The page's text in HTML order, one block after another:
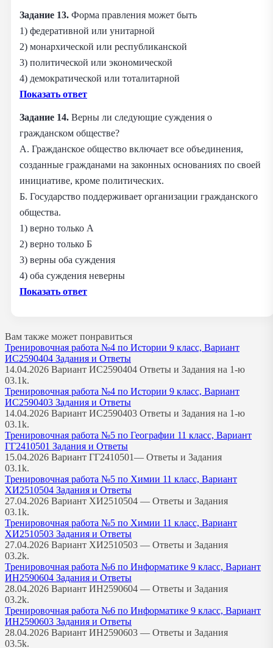
Задание 13. Форма правления может быть
1) федеративной или унитарной
2) монархической или республиканской
3) политической или экономической
4) демократической или тоталитарной
Показать ответ
Задание 14. Верны ли следующие суждения о
гражданском обществе?
А. Гражданское общество включает все объединения,
созданные гражданами на законных основаниях по своей
инициативе, кроме политических.
Б. Государство поддерживает организации гражданского
общества.
1) верно только А
2) верно только Б
3) верны оба суждения
4) оба суждения неверны
Показать ответ
Вам также может понравиться
Тренировочная работа №4 по Истории 9 класс, Вариант
ИС2590404 Задания и Ответы
14.04.2026 Вариант ИС2590404 Ответы и Задания на 1-ю
03.1k.
Тренировочная работа №4 по Истории 9 класс, Вариант
ИС2590403 Задания и Ответы
14.04.2026 Вариант ИС2590403 Ответы и Задания на 1-ю
03.1k.
Тренировочная работа №5 по Географии 11 класс, Вариант
ГГ2410501 Задания и Ответы
15.04.2026 Вариант ГГ2410501— Ответы и Задания
03.1k.
Тренировочная работа №5 по Химии 11 класс, Вариант
ХИ2510504 Задания и Ответы
27.04.2026 Вариант ХИ2510504 — Ответы и Задания
03.1k.
Тренировочная работа №5 по Химии 11 класс, Вариант
ХИ2510503 Задания и Ответы
27.04.2026 Вариант ХИ2510503 — Ответы и Задания
03.2k.
Тренировочная работа №6 по Информатике 9 класс, Вариант
ИН2590604 Задания и Ответы
28.04.2026 Вариант ИН2590604 — Ответы и Задания
03.2k.
Тренировочная работа №6 по Информатике 9 класс, Вариант
ИН2590603 Задания и Ответы
28.04.2026 Вариант ИН2590603 — Ответы и Задания
03.5k.